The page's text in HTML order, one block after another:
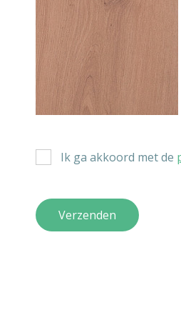
Ik ga akkoord met de
Verzenden